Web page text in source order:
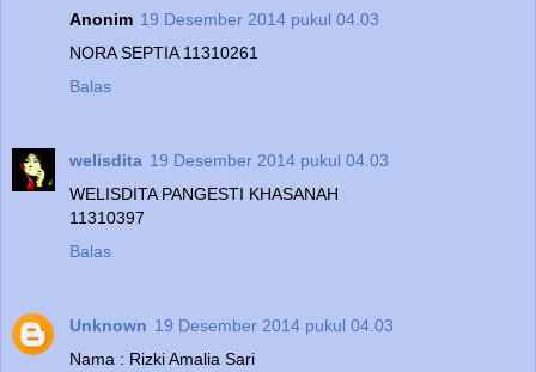
Anonim 19 Desember 2014 pukul 04.03
NORA SEPTIA 11310261
Balas
welisdita 19 Desember 2014 pukul 04.03
WELISDITA PANGESTI KHASANAH
11310397
Balas
Unknown 19 Desember 2014 pukul 04.03
Nama : Rizki Amalia Sari